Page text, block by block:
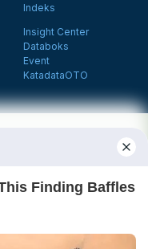
Indeks
Insight Center
Databoks
Event
KatadataOTO